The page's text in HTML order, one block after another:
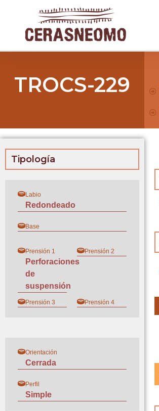
TROCS-229
Tipología
Labio
Redondeado
Base
Prensión 1
Perforaciones
de
suspensión
Prensión 2
Prensión 3 Prensión 4
Orientación
Cerrada
Perfil
Simple